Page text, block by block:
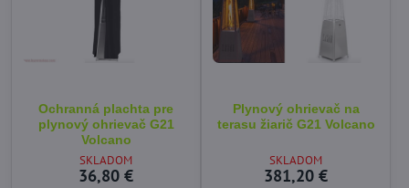
Ochranná plachta pre
plynový ohrievač G21
Volcano
SKLADOM
36,80 €
Plynový ohrievač na
terasu žiarič G21 Volcano
SKLADOM
381,20 €